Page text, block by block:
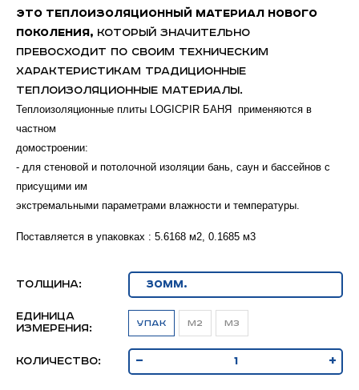
это теплоизоляционный материал нового
поколения, который значительно
превосходит по своим техническим
характеристикам традиционные
теплоизоляционные материалы.
Теплоизоляционные плиты LOGICPIR БАНЯ применяются в
частном
домостроении:
- для стеновой и потолочной изоляции бань, саун и бассейнов с
присущими им
экстремальными параметрами влажности и температуры.
Поставляется в упаковках : 5.6168 м2, 0.1685 м3
толщина:
Единица
измерения:
упак м2 м3
Количество: - +